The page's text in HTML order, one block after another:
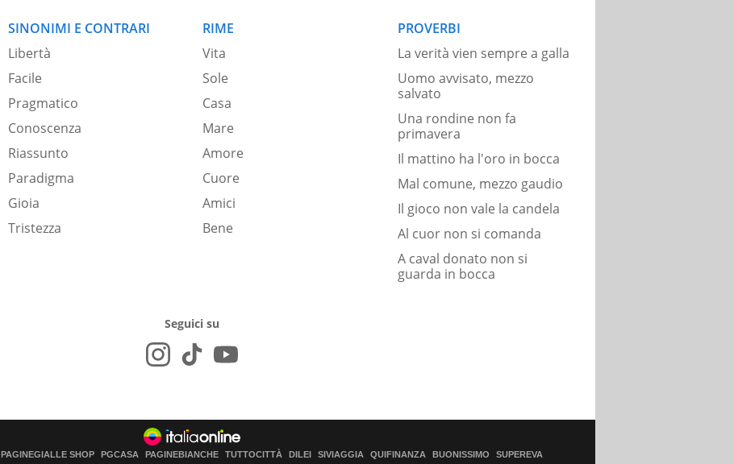
SINONIMI E CONTRARI
Libertà
Facile
Pragmatico
Conoscenza
Riassunto
Paradigma
Gioia
Tristezza
RIME
Vita
Sole
Casa
Mare
Amore
Cuore
Amici
Bene
PROVERBI
La verità vien sempre a galla
Uomo avvisato, mezzo
salvato
Una rondine non fa
primavera
Il mattino ha l'oro in bocca
Mal comune, mezzo gaudio
Il gioco non vale la candela
Al cuor non si comanda
A caval donato non si
guarda in bocca
Seguici su
PAGINEGIALLE SHOP PGCASA PAGINEBIANCHE TUTTOCITTÀ DILEI SIVIAGGIA QUIFINANZA BUONISSIMO SUPEREVA